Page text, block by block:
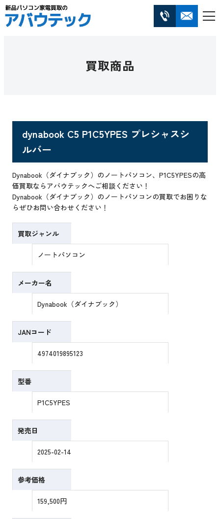
買取商品
dynabook C5 P1C5YPES プレシャスシ
ルバー
Dynabook（ダイナブック）のノートパソコン、P1C5YPESの高
価買取ならアバウテックへご相談ください！
Dynabook（ダイナブック）のノートパソコンの買取でお困りな
らぜひお問い合わせください！
買取ジャンル
ノートパソコン
メーカー名
Dynabook（ダイナブック）
JANコード
4974019895123
型番
P1C5YPES
発売日
2025-02-14
参考価格
159,500円